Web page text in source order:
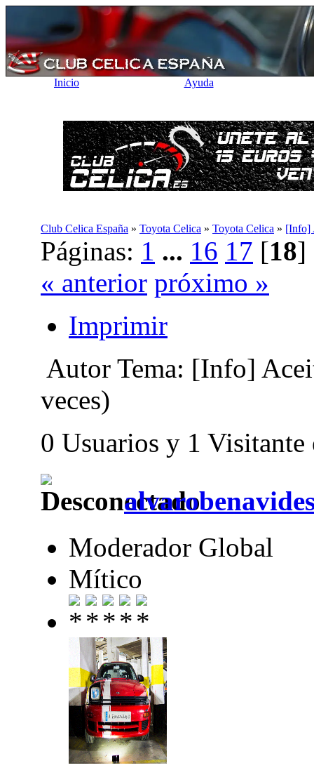
Inicio Ayuda
Club Celica España » Toyota Celica » Toyota Celica » [Info]
Páginas: 1 ... 16 17 [18
« anterior próximo »
Imprimir
Autor Tema: [Info]
veces)
0 Usuarios y 1 Visitante
Moderador Global
Mítico